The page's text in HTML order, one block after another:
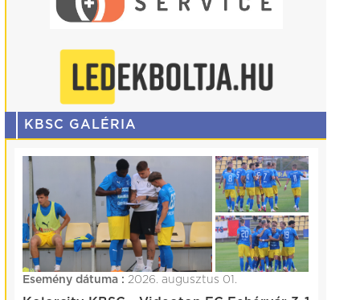
KBSC GALÉRIA
Esemény dátuma : 2026. augusztus 01.